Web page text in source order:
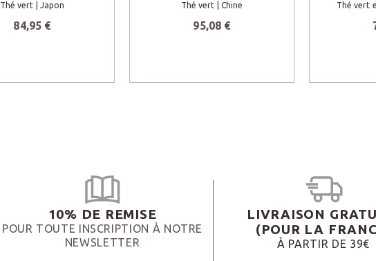
Thé vert | Japon
84,95 €
Thé vert | Chine
95,08 €
Thé vert
10% DE REMISE
POUR TOUTE INSCRIPTION À NOTRE
NEWSLETTER
LIVRAISON
(POUR LA
À PARTIR DE 39€